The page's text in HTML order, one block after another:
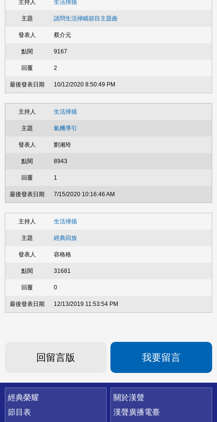
生活掃描
請問生活掃瞄節目主題曲
蔡介元
9167
2
10/12/2020 8:50:49 PM
生活掃描
氣機導引
劉湘玲
8943
1
7/15/2020 10:16:46 AM
生活掃描
經典回放
容格格
31681
0
12/13/2019 11:53:54 PM
回留言版 我要留言
快速連結
經典榮耀
節目表
關於漢聲
漢聲廣播電臺